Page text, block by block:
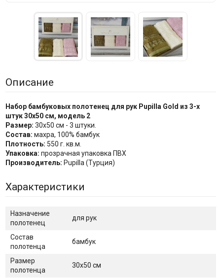
Описание
Набор бамбуковых полотенец для рук Pupilla Gold из 3-х
штук 30х50 см, модель 2
Размер: 30х50 см - 3 штуки.
Состав: махра, 100% бамбук
Плотность: 550 г. кв.м.
Упаковка: прозрачная упаковка ПВХ
Производитель: Pupilla (Турция)
Характеристики
Назначение
полотенец
для рук
Состав
полотенца
бамбук
Размер
полотенца
30х50 см